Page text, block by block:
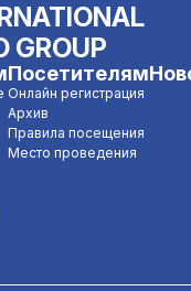
GROUP
Посетителям
Онлайн регистрация
Архив
Правила посещения
Место проведения